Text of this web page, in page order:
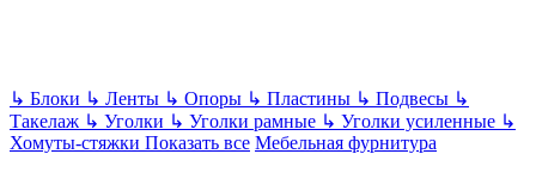
↳ Блоки ↳ Ленты ↳ Опоры ↳ Пластины ↳ Подвесы ↳
Такелаж ↳ Уголки ↳ Уголки рамные ↳ Уголки усиленные ↳
Хомуты-стяжки Показать все Мебельная фурнитура